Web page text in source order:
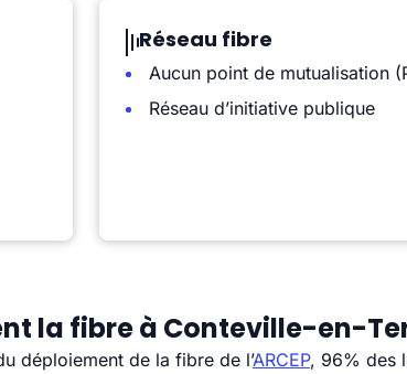
Réseau fibre
Aucun point de mutualisation
Réseau d’initiative publique
la fibre à Conteville-en-
déploiement de la fibre de l’ARCEP, 96% des